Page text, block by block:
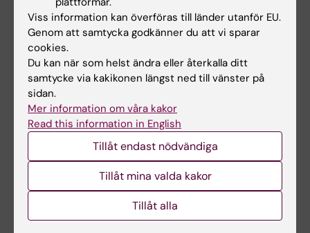
examination kan göra komplettering i
samband med ordinarie examination. Därefter
ges möjlighet till examination vid ytterligare
fem tillfällen. Om studenten genomfört sex
underkända inlämningar ges inte något
ytterligare examinationstillfälle. Som
examinationstillfälle räknas de gånger
studenten deltagit i ett och samma prov. För
sent inlämnade examinationsuppgifter
beaktas ej. Studenter som inte lämnat in i tid
hänvisas till omtentamenstillfälle.
Viss information kan överföras till länder utanför EU.
Genom att samtycka godkänner du att vi sparar
cookies.
Du kan när som helst ändra eller återkalla ditt
samtycke via kakikonen längst ned till vänster på
sidan.
Mer information om våra kakor
Read this information in English
Tillåt endast nödvändiga
Tillåt mina valda kakor
Tillåt alla